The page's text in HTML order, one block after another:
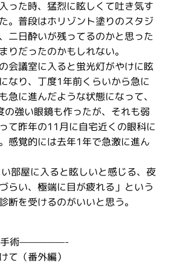
った時、猛烈に眩しくて吐き気す
。普段はホリゾント塗りのスタジ
二日酔いが残ってるのかと思った
りだったのかもしれない。
会議室に入ると蛍光灯がやけに眩
なり、丁度1年前くらいから急に
急に進んだような状態になって、
の強い眼鏡も作ったが、それも弱
て昨年の11月に自宅近くの眼科に
感覚的には去年1年で急激に進ん
部屋に入ると眩しいと感じる、夜
らい、極端に目が疲れる」という
断を受けるのがいいと思う。
術—————-
て（番外編）